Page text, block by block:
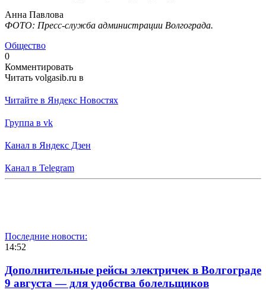
Анна Павлова
ФОТО: Пресс-служба администрации Волгограда.
Общество
0
Комментировать
Читать volgasib.ru в
Читайте в Яндекс Новостях
Группа в vk
Канал в Яндекс Дзен
Канал в Telegram
Последние новости:
14:52
Дополнительные рейсы электричек в Волгограде
9 августа — для удобства болельщиков